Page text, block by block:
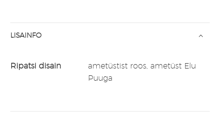
LISAINFO
Ripatsi disain
ametüstist roos, ametüst Elu
Puuga